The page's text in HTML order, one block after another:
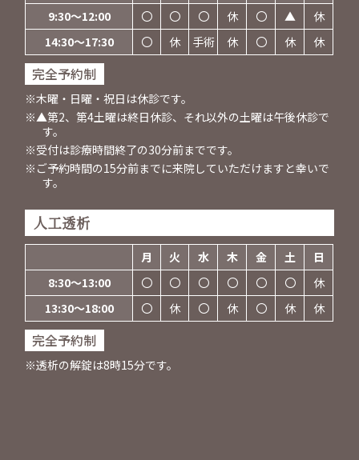
9:30～12:00
〇 〇 〇 休 〇 ▲
休
14:30～17:30
〇 休 手術 休 〇 休 休
完全予約制
※木曜・日曜・祝日は休診です。
※▲第2、第4土曜は終日休診、それ以外の土曜は午後休診で
す。
※受付は診療時間終了の30分前までです。
※ご予約時間の15分前までに来院していただけますと幸いで
す。
人工透析
月 火 水 木 金 土
日
8:30～13:00
〇 〇 〇 〇 〇 〇
休
13:30～18:00
〇 休 〇 休 〇 休 休
完全予約制
※透析の解錠は8時15分です。